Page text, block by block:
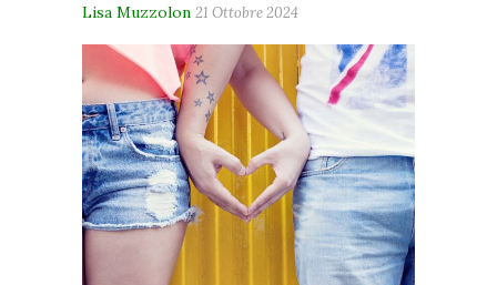
Lisa Muzzolon 21 Ottobre 2024